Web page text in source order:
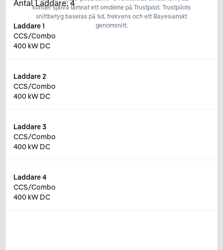
kunder själva lämnat ett omdöme på Trustpilot. Trustpilots
snittbetyg baseras på tid, frekvens och ett Bayesianskt
genomsnitt.
Antal Laddare:4
Laddare1
CCS/Combo
400 kW DC
Laddare2
CCS/Combo
400 kW DC
Laddare3
CCS/Combo
400 kW DC
Laddare4
CCS/Combo
400 kW DC